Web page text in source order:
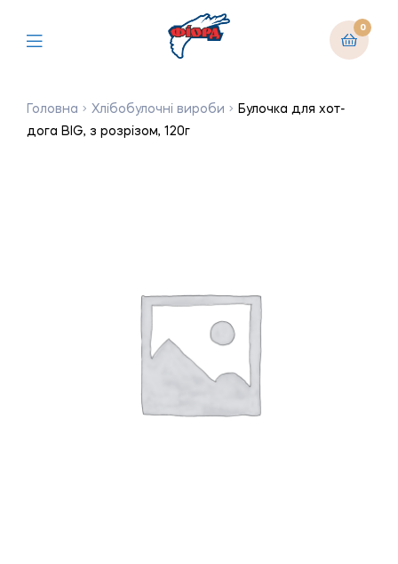
0
Головна Хлібобулочні вироби
Булочка для хот-
дога BIG, з розрізом, 120г